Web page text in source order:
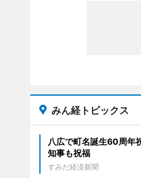
みん経トピックス
八広で町名誕生60周
知事も祝福
すみだ経済新聞